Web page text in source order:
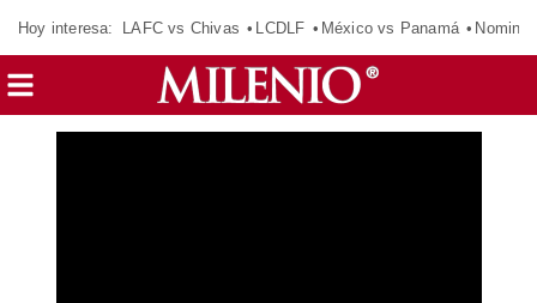
Hoy interesa: LAFC vs Chivas LCDLF México vs Panamá